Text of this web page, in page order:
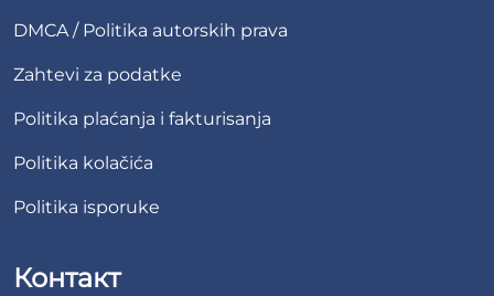
DMCA / Politika autorskih prava
Zahtevi za podatke
Politika plaćanja i fakturisanja
Politika kolačića
Politika isporuke
Контакт